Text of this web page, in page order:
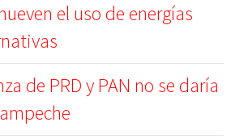
el uso de energías
de PRD y PAN no se daría